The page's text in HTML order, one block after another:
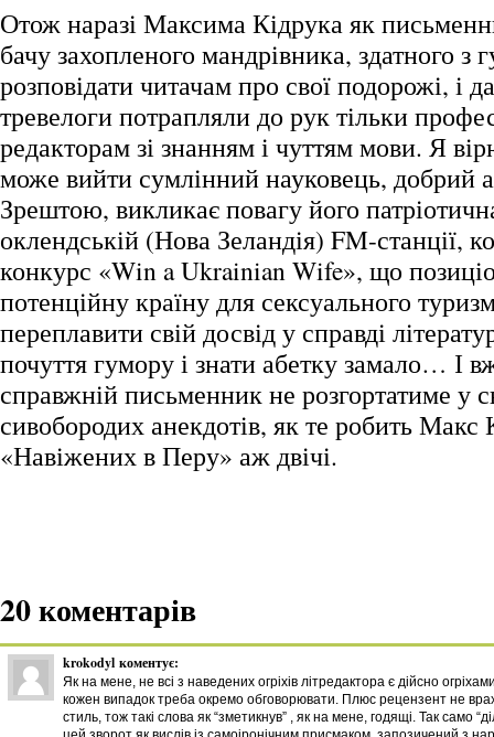
Отож наразі Максима Кідрука як
бачу захопленого мандрівника, здатного з
розповідати читачам про свої подорожі, і
тревелоги потрапляли до рук тільки
редакторам зі знанням і чуттям мови. Я
може вийти сумлінний науковець, добрий
Зрештою, викликає повагу його
оклендській (Нова Зеландія) FM-станції,
конкурс «Win a Ukrainian Wife», що
потенційну країну для сексуального
переплавити свій досвід у справді
почуття гумору і знати абетку замало… І
справжній письменник не розгортатиме у
сивобородих анекдотів, як те робить Макс
«Навіжених в Перу» аж двічі.
20 коментарів
krokodyl коментує:
Як на мене, не всі з наведених огріхів літредактора є дійсно
кожен випадок треба окремо обговорювати. Плюс рецензент не
стиль, тож такі слова як “зметикнув” , як на мене, годящі. Так само